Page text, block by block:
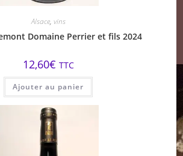
Alsace, vins
Domaine Perrier et fils 2024
12,60€ TTC
Ajouter au panier